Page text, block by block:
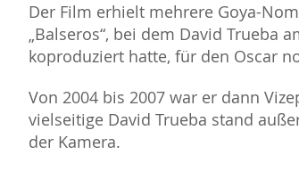
Der Film erhielt mehrere Goya-
Balseros“, bei dem David Trueba
koproduziert hatte, für den Oscar
Von 2004 bis 2007 war er dann
vielseitige David Trueba stand
der Kamera.